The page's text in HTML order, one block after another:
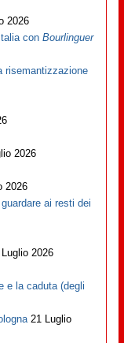
2026
conBourlinguer
risemantizzazione
2026
2026
ai resti dei
2026
e la caduta (degli
21 Luglio